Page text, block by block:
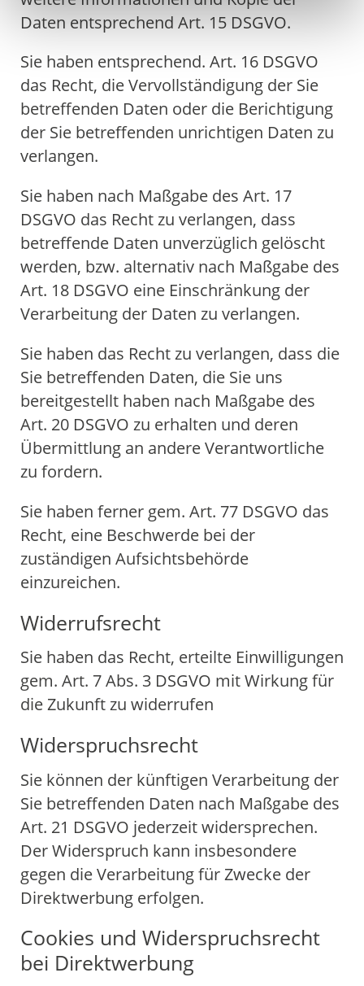
Daten entsprechend Art. 15 DSGVO.
Sie haben entsprechend. Art. 16 DSGVO
das Recht, die Vervollständigung der Sie
betreffenden Daten oder die Berichtigung
der Sie betreffenden unrichtigen Daten zu
verlangen.
Sie haben nach Maßgabe des Art. 17
DSGVO das Recht zu verlangen, dass
betreffende Daten unverzüglich gelöscht
werden, bzw. alternativ nach Maßgabe des
Art. 18 DSGVO eine Einschränkung der
Verarbeitung der Daten zu verlangen.
Sie haben das Recht zu verlangen, dass die
Sie betreffenden Daten, die Sie uns
bereitgestellt haben nach Maßgabe des
Art. 20 DSGVO zu erhalten und deren
Übermittlung an andere Verantwortliche
zu fordern.
Sie haben ferner gem. Art. 77 DSGVO das
Recht, eine Beschwerde bei der
zuständigen Aufsichtsbehörde
einzureichen.
Widerrufsrecht
Sie haben das Recht, erteilte Einwilligungen
gem. Art. 7 Abs. 3 DSGVO mit Wirkung für
die Zukunft zu widerrufen
Widerspruchsrecht
Sie können der künftigen Verarbeitung der
Sie betreffenden Daten nach Maßgabe des
Art. 21 DSGVO jederzeit widersprechen.
Der Widerspruch kann insbesondere
gegen die Verarbeitung für Zwecke der
Direktwerbung erfolgen.
Cookies und Widerspruchsrecht
bei Direktwerbung